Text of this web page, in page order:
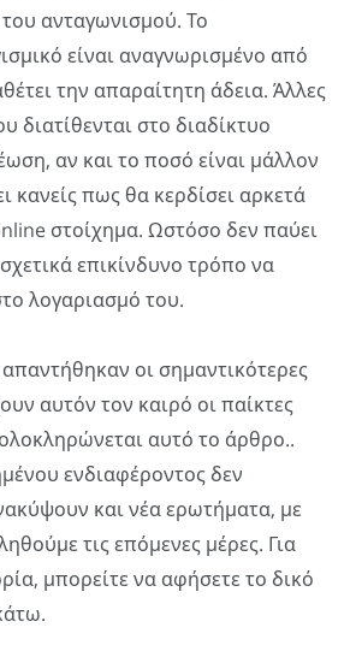
ανταγωνισμού. Το
είναι αναγνωρισμένο από
την απαραίτητη άδεια. Άλλες
διατίθενται στο διαδίκτυο
αν και το ποσό είναι μάλλον
κανείς πως θα κερδίσει αρκετά
στοίχημα. Ωστόσο δεν παύει
επικίνδυνο τρόπο να
λογαριασμό του.
οι σημαντικότερες
αυτόν τον καιρό οι παίκτες
αυτό το άρθρο..
ενδιαφέροντος δεν
και νέα ερωτήματα, με
τις επόμενες μέρες. Για
μπορείτε να αφήσετε το δικό